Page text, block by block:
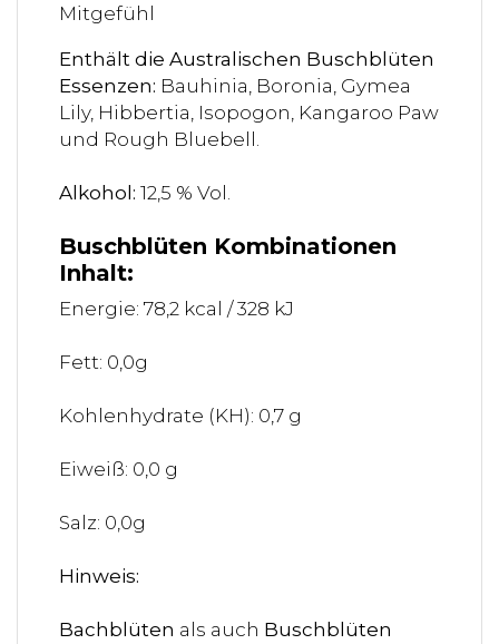
Mitgefühl
Enthält die Australischen Buschblüten
Essenzen: Bauhinia, Boronia, Gymea
Lily, Hibbertia, Isopogon, Kangaroo Paw
und Rough Bluebell.
Alkohol: 12,5 % Vol.
Buschblüten Kombinationen
Inhalt:
Energie: 78,2 kcal / 328 kJ
Fett: 0,0g
Kohlenhydrate (KH): 0,7 g
Eiweiß: 0,0 g
Salz: 0,0g
Hinweis:
Bachblüten als auch Buschblüten